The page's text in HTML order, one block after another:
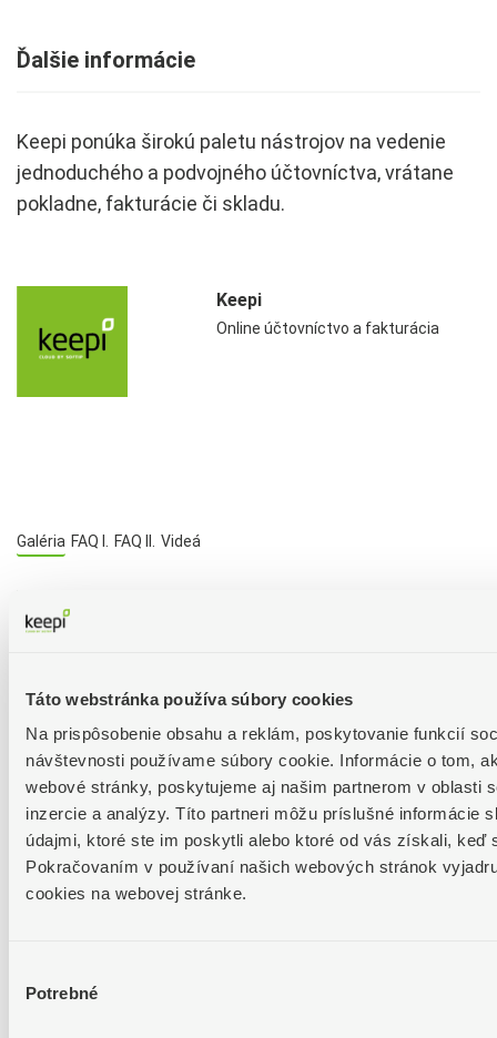
Táto webstránka používa súbory cookies
Na prispôsobenie obsahu a reklám, poskytovanie funkcií
návštevnosti používame súbory cookie. Informácie o tom,
webové stránky, poskytujeme aj našim partnerom v oblasti
inzercie a analýzy. Títo partneri môžu príslušné informácie
údajmi, ktoré ste im poskytli alebo ktoré od vás získali, keď
Pokračovaním v používaní našich webových stránok
cookies na webovej stránke.
súhlasu
Potrebné
Ďalšie informácie
Keepi ponúka širokú paletu nástrojov na vedenie
jednoduchého a podvojného účtovníctva, vrátane
pokladne, fakturácie či skladu.
Keepi
Online účtovníctvo a fakturácia
Galéria FAQ I. FAQ II. Videá
Podvojné účtovníctvo s DPH